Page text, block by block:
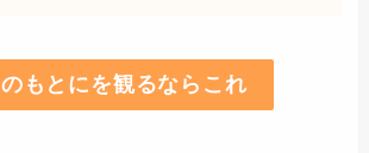
もとにを観るならこれ